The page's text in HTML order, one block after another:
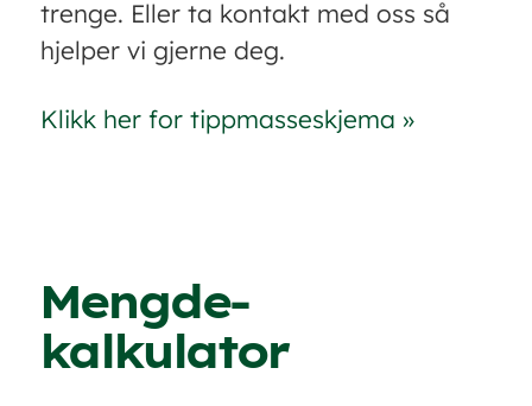
trenge. Eller ta kontakt med oss så
hjelper vi gjerne deg.
Klikk her for tippmasseskjema »
Mengde-
kalkulator